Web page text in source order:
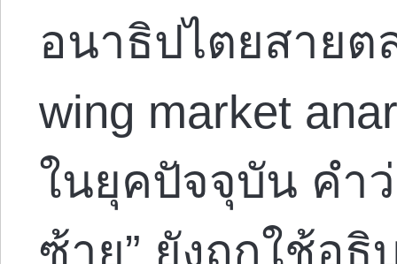
อนาธิปไตยสายต
wing market
ในยุคปัจจุบัน คำ
ซ้าย” ยังถูกใช้อ